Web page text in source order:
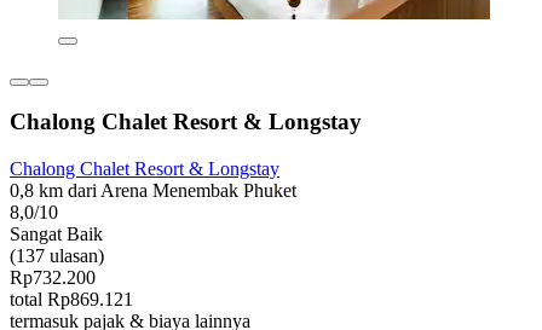
Chalong Chalet Resort & Longstay
Chalong Chalet Resort & Longstay
0,8 km dari Arena Menembak Phuket
8,0/10
Sangat Baik
(137 ulasan)
Rp732.200
total Rp869.121
termasuk pajak & biaya lainnya